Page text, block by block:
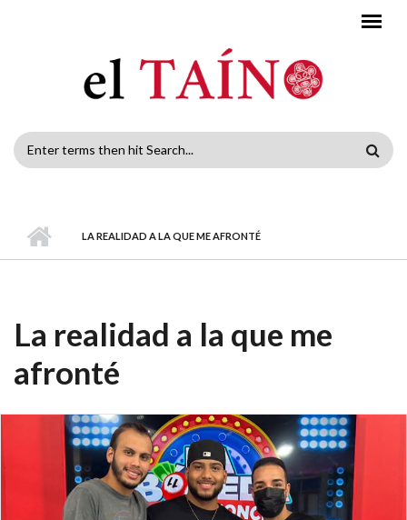
Search
LA REALIDAD A LA QUE ME AFRONTÉ
La realidad a la que me
afronté